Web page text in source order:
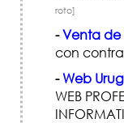
roto]
-Venta de
con
-Web
WEB